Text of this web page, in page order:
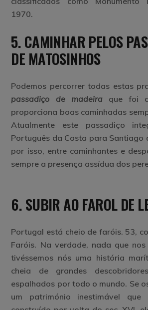
1970.
5.CAMINHAR PELOS
DE MATOSINHOS
Podemos percorrer todas estas
passadiço de madeira que foi
proporciona boas caminhadas
Atualmente este passadiço
Português da Costa para Santiago
por isso, entre caminhantes e
sempre a presença assídua dos
6.SUBIR AO FAROL DE
Portugal está cheio de faróis. 53,
Faróis. Na verdade, nada que
tivéssemos nós uma história
cheia de grandes
espalhados por todo o mundo. Se
um património inestimável